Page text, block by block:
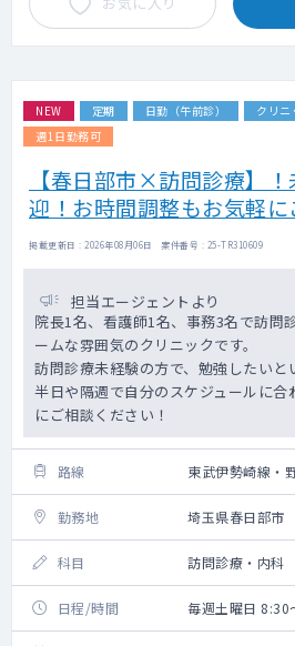
NEW 定期 日勤（午前診） クリニ
週1日勤務可
【春日部市×訪問診療】
迎！お時間調整もお気軽
掲載更新日 : 2026年08月06日 案件番号 : 25-TR310609
担当エージェントより
院長1名、看護師1名、事務3名で訪問
ームな雰囲気のクリニックです。
訪問診療未経験の方で、勉強したいと
半日や隔週で自分のスケジュールに
にご相談ください！
路線 東武伊勢崎線・
勤務地 埼玉県春日部市
科目 訪問診療・内科
日程/時間 毎週土曜日 8:30